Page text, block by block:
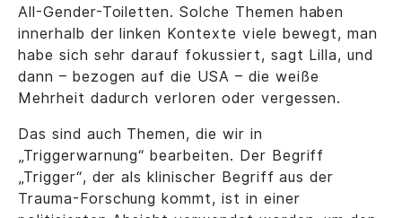
All-Gender-Toiletten. Solche Themen haben
innerhalb der linken Kontexte viele bewegt, man
habe sich sehr darauf fokussiert, sagt Lilla, und
dann – bezogen auf die USA – die weiße
Mehrheit dadurch verloren oder vergessen.
Das sind auch Themen, die wir in
„Triggerwarnung“ bearbeiten. Der Begriff
„Trigger“, der als klinischer Begriff aus der
Trauma-Forschung kommt, ist in einer